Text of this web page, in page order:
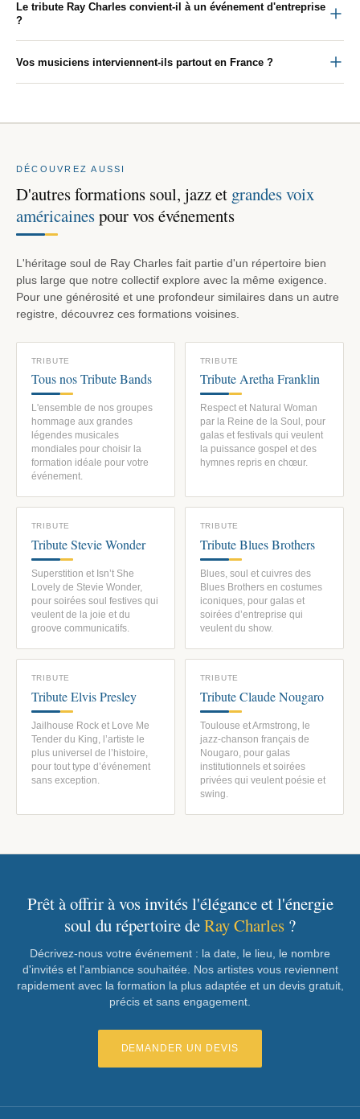
Le tribute Ray Charles convient-il à un événement d'entreprise
?
Vos musiciens interviennent-ils partout en France ?
DÉCOUVREZ AUSSI
D'autres formations soul, jazz et grandes voix
américainespour vos événements
L'héritage soul de Ray Charles fait partie d'un répertoire bien
plus large que notre collectif explore avec la même exigence.
Pour une générosité et une profondeur similaires dans un autre
registre, découvrez ces formations voisines.
TRIBUTE
Tous nos Tribute Bands
L'ensemble de nos groupes
hommage aux grandes
légendes musicales
mondiales pour choisir la
formation idéale pour votre
événement.
TRIBUTE
Tribute Aretha Franklin
Respect et Natural Woman
par la Reine de la Soul, pour
galas et festivals qui veulent
la puissance gospel et des
hymnes repris en chœur.
TRIBUTE
Tribute Stevie Wonder
Superstition et Isn’t She
Lovely de Stevie Wonder,
pour soirées soul festives qui
veulent de la joie et du
groove communicatifs.
TRIBUTE
Tribute Blues Brothers
Blues, soul et cuivres des
Blues Brothers en costumes
iconiques, pour galas et
soirées d’entreprise qui
veulent du show.
TRIBUTE
Tribute Elvis Presley
Jailhouse Rock et Love Me
Tender du King, l’artiste le
plus universel de l’histoire,
pour tout type d’événement
sans exception.
TRIBUTE
Tribute Claude Nougaro
Toulouse et Armstrong, le
jazz-chanson français de
Nougaro, pour galas
institutionnels et soirées
privées qui veulent poésie et
swing.
Prêt à offrir à vos invités l'élégance et l'énergie
soul du répertoire deRay Charles ?
Décrivez-nous votre événement : la date, le lieu, le nombre
d'invités et l'ambiance souhaitée. Nos artistes vous reviennent
rapidement avec la formation la plus adaptée et un devis gratuit,
précis et sans engagement.
DEMANDER UN DEVIS